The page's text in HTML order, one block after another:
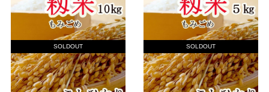
SOLDOUT SOLDOUT